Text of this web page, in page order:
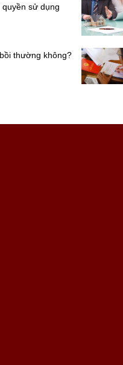
sử dụng
thường không?